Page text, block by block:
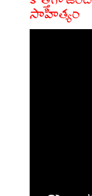
సాహిత్యం